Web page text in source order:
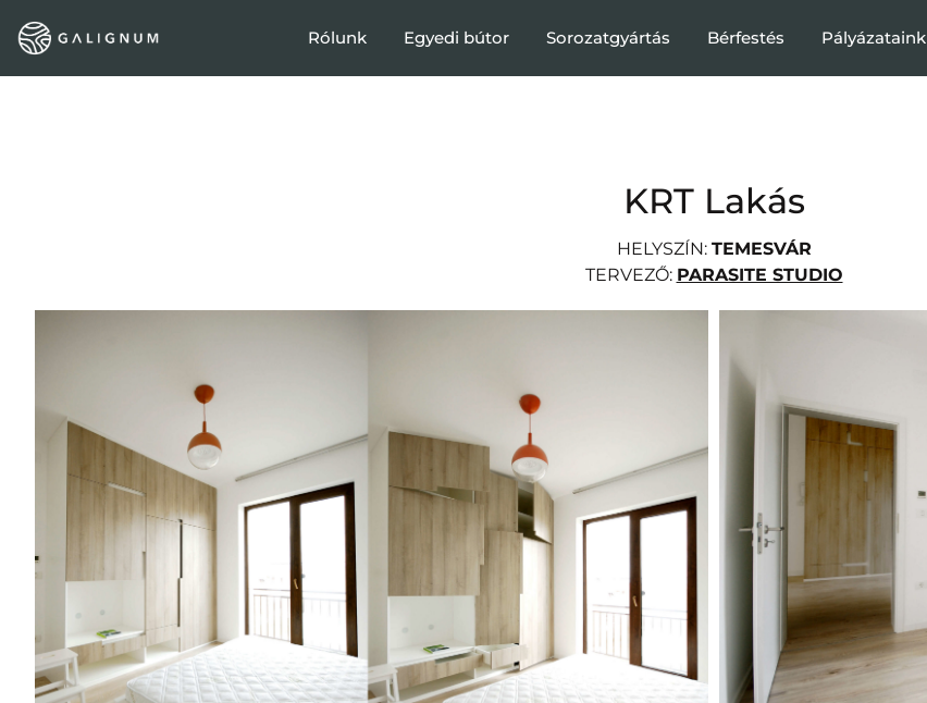
Rólunk Egyedi bútor Sorozatgyártás Bérfestés Pályázataink
KRT Lakás
HELYSZÍN: TEMESVÁR
TERVEZŐ: PARASITE STUDIO